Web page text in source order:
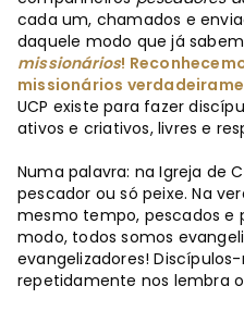
cada um, chamados e
daquele modo que já
missionários!
missionários
UCP existe para fazer
ativos e criativos, livres e
Numa palavra: na Igreja de
pescador ou só peixe. Na
mesmo tempo, pescados e
modo, todos somos
evangelizadores!
repetidamente nos lembra o